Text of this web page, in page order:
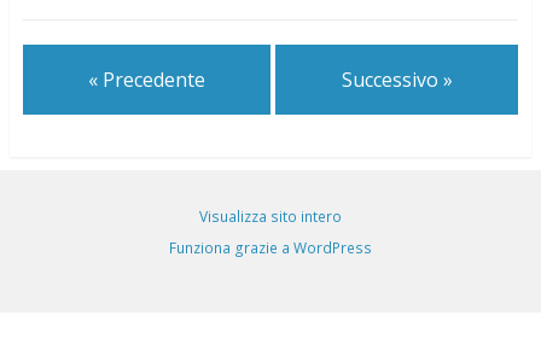
« Precedente Successivo »
Visualizza sito intero
Funziona grazie a WordPress